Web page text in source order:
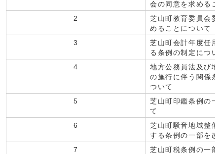
会の同意を求める
2
芝山町教育委員会
めることについて
3
芝山町会計年度任
る条例の制定につい
4
地方公務員法及び
の施行に伴う関係
ついて
5
芝山町印鑑条例の
て
6
芝山町騒音地域整
する条例の一部を
7
芝山町税条例の一